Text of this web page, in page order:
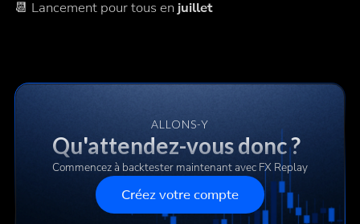
📆 Lancement pour tous en juillet
ALLONS-Y
Qu'attendez-vous donc ?
Commencez à backtester maintenant avec FX Replay
Créez votre compte